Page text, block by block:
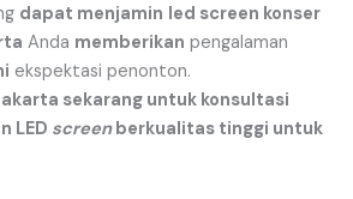
dapat menjamin led screen konser
Anda memberikan pengalaman
ekspektasi penonton.
sekarang untuk konsultasi
LED screenberkualitas tinggi untuk